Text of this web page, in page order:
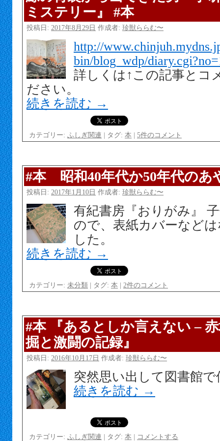
ミステリー』 #本
投稿日: 2017年8月29日 作成者: 珍獣ららむ〜
http://
bin/blog_wdp/
詳しくは↑この記事とコ
ださい。
続きを読む →
カテゴリー: ふしぎ関連 | タグ: 本 | 5件のコメント
#本 昭和40年代か50年代のあ
投稿日: 2017年1月10日 作成者: 珍獣ららむ〜
有紀書房『おりがみ』
ので、表紙カバーなど
した。
続きを読む →
カテゴリー: 未分類 | タグ: 本 | 2件のコメント
#本 『あるとしか言えない –
掘と激闘の記録』
投稿日: 2016年10月17日 作成者: 珍獣ららむ〜
突然思い出して図書館
続きを読む →
カテゴリー: ふしぎ関連 | タグ: 本 | コメントする